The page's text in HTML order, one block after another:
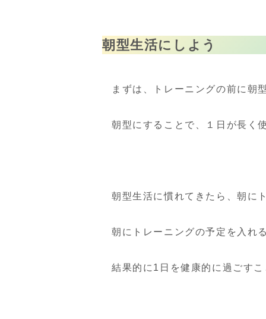
朝型生活にしよう
まずは、トレーニングの前に朝
朝型にすることで、１日が長く
朝型生活に慣れてきたら、朝に
朝にトレーニングの予定を入れ
結果的に1日を健康的に過ごす